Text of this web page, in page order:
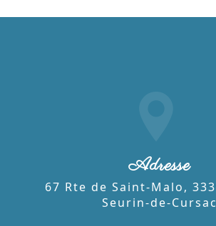
Adresse
67 Rte de Saint-Malo, 33390 Saint-
Seurin-de-Cursac